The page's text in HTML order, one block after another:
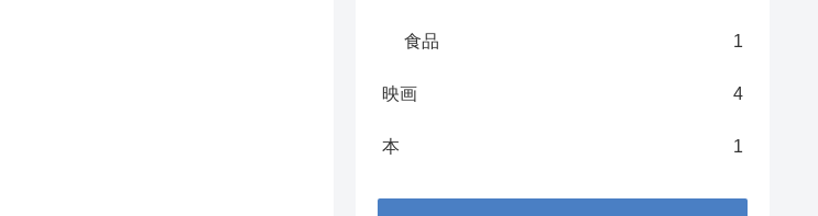
食品 1
映画 4
本 1